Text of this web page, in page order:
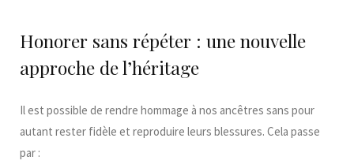
Honorer sans répéter : une nouvelle
approche de l’héritage
Il est possible de rendre hommage à nos ancêtres sans pour
autant rester fidèle et reproduire leurs blessures. Cela passe
par :